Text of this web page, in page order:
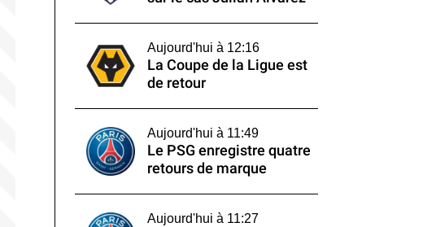
Aujourd'hui à 12:16
La Coupe de la Ligue est
de retour
Aujourd'hui à 11:49
Le PSG enregistre quatre
retours de marque
Aujourd'hui à 11:27